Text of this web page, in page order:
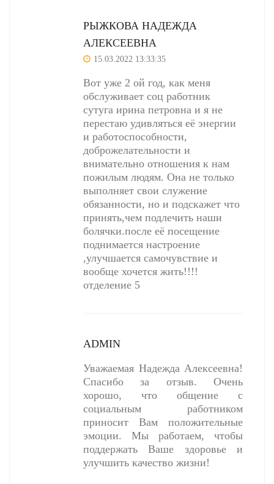
РЫЖКОВА НАДЕЖДА
АЛЕКСЕЕВНА
15.03.2022 13:33:35
Вот уже 2 ой год, как меня
обслуживает соц работник
сутуга ирина петровна и я не
перестаю удивляться её энергии
и работоспособности,
доброжелательности и
внимательно отношения к нам
пожилым людям. Она не только
выполняет свои служение
обязанности, но и подскажет что
принять,чем подлечить наши
болячки.после её посещение
поднимается настроение
,улучшается самочувствие и
вообще хочется жить!!!!
отделение 5
ADMIN
Уважаемая Надежда Алексеевна!
Спасибо за отзыв. Очень
хорошо, что общение с
социальным работником
приносит Вам положительные
эмоции. Мы работаем, чтобы
поддержать Ваше здоровье и
улучшить качество жизни!